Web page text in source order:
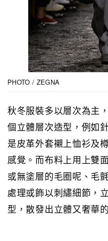
PHOTO / ZEGNA
秋冬服裝多以層次為主
個立體層次造型，例如
是皮革外套襯上恤衫及
感覺。而布料上用上雙
或無塗層的毛圈呢、毛
處理或飾以刺繡細節，
型，散發出立體又奢華